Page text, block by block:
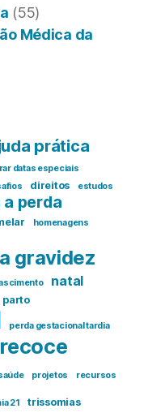
(55)
Médica da
prática
datas especiais
direitos estudos
perda
homenagens
gravidez
natal
parto
perda gestacional tardia
projetos recursos
21 trissomias